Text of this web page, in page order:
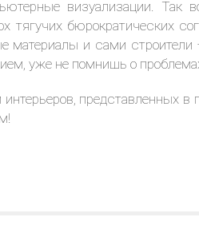
визуализации. Так
тягучих бюрократических
материалы и сами
уже не помнишь о
интерьеров, представленных